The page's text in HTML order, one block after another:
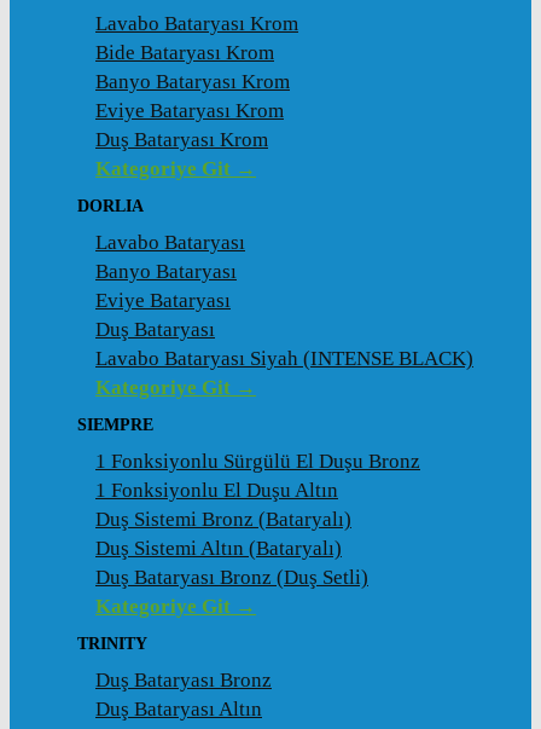
Lavabo Bataryası Krom
Bide Bataryası Krom
Banyo Bataryası Krom
Eviye Bataryası Krom
Duş Bataryası Krom
Kategoriye Git →
DORLIA
Lavabo Bataryası
Banyo Bataryası
Eviye Bataryası
Duş Bataryası
Lavabo Bataryası Siyah (INTENSE BLACK)
Kategoriye Git →
SIEMPRE
1 Fonksiyonlu Sürgülü El Duşu Bronz
1 Fonksiyonlu El Duşu Altın
Duş Sistemi Bronz (Bataryalı)
Duş Sistemi Altın (Bataryalı)
Duş Bataryası Bronz (Duş Setli)
Kategoriye Git →
TRINITY
Duş Bataryası Bronz
Duş Bataryası Altın